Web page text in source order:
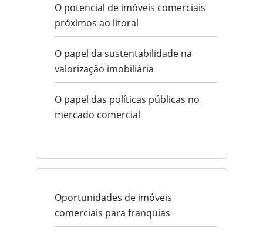
O potencial de imóveis comerciais
próximos ao litoral
O papel da sustentabilidade na
valorização imobiliária
O papel das políticas públicas no
mercado comercial
Oportunidades de imóveis
comerciais para franquias